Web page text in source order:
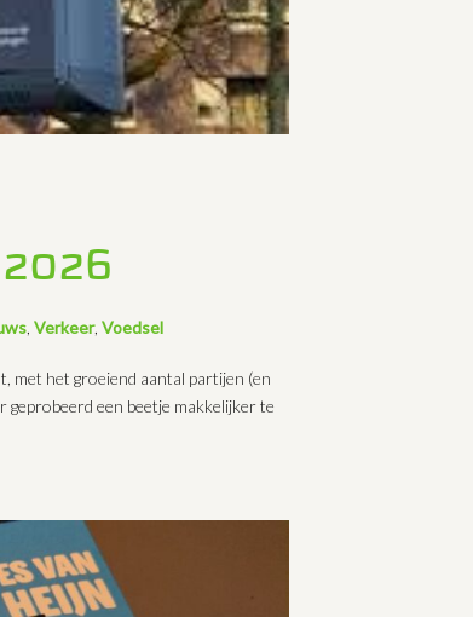
, Verkeer, Voedsel
met het groeiend aantal partijen (en
een beetje makkelijker te